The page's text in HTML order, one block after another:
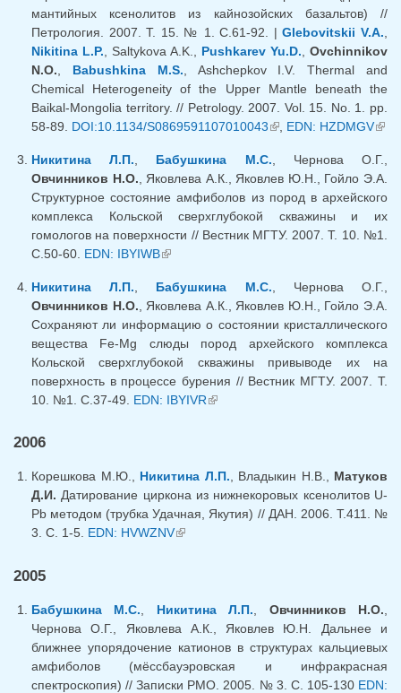
мантийных ксенолитов из кайнозойских базальтов) //
Петрология. 2007. Т. 15. № 1. С.61-92. |Glebovitskii V.A.
Nikitina L.P. , Saltykova A.K., Pushkarev Yu.D.
Ovchinnikov
N.O.
Babushkina M.S. , Ashchepkov I.V. Thermal and
Chemical Heterogeneity of the Upper Mantle beneath the
Baikal-Mongolia territory. // Petrology. 2007. Vol. 15. No. 1. pp.
58-89. DOI:10.1134/S0869591107010043(внешняя ссылка)
EDN: HZDMGV
Никитина Л.П.
Бабушкина М.С. , Чернова О.Г.,
Овчинников Н.О. , Яковлева А.К., Яковлев Ю.Н., Гойло Э.А.
Cтруктурное состояние амфиболов из пород в архейского
комплекса Кольской сверхглубокой скважины и их
гомологов на поверхности // Вестник МГТУ. 2007. Т. 10. №1.
С.50-60. EDN: IBYIWB(внешняя ссылка)
Никитина Л.П. Бабушкина М.С. , Чернова О.Г.,
Овчинников Н.О. , Яковлева А.К., Яковлев Ю.Н., Гойло Э.А.
Сохраняют ли информацию о состоянии кристаллического
вещества Fe-Mg слюды пород архейского комплекса
Кольской сверхглубокой скважины привыводе их на
поверхность в процессе бурения // Вестник МГТУ. 2007. Т.
10. №1. С.37-49. EDN: IBYIVR(внешняя ссылка)
2006
Корешкова М.Ю., Никитина Л.П., Владыкин Н.В., Матуков
Д.И. Датирование циркона из нижнекоровых ксенолитов U-
Pb методом (трубка Удачная, Якутия) // ДАН. 2006. Т.411. №
3. С. 1-5. EDN: HVWZNV(внешняя ссылка)
2005
Бабушкина М.С. Никитина Л.П. Овчинников Н.О.
Чернова О.Г., Яковлева А.К., Яковлев Ю.Н. Дальнее и
ближнее упорядочение катионов в структурах кальциевых
амфиболов (мёссбауэровская и инфракрасная
спектроскопия) // Записки РМО. 2005. № 3. С. 105-130 EDN: